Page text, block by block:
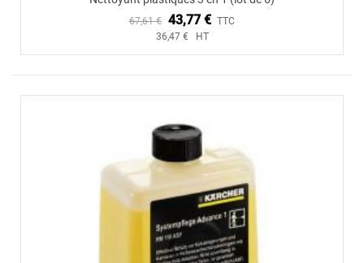
67,61 € 43,77 € TTC
36,47 € HT